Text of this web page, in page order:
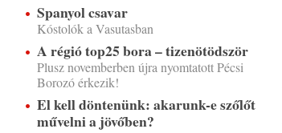
Spanyol csavar
Kóstolók a Vasutasban
A régió top25 bora – tizenötödször
Plusz novemberben újra nyomtatott Pécsi
Borozó érkezik!
El kell döntenünk: akarunk-e szőlőt
művelni a jövőben?